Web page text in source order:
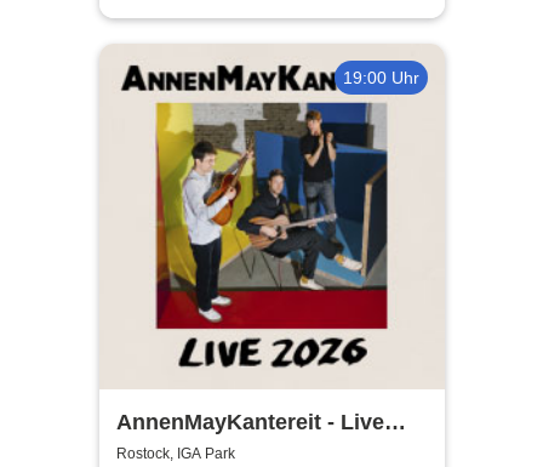
19:00 Uhr
AnnenMayKantereit - Live
2026
Rostock, IGA Park